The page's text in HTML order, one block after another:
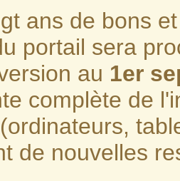
ans de bons
portail sera
au 1er
complète de
de nouvelles